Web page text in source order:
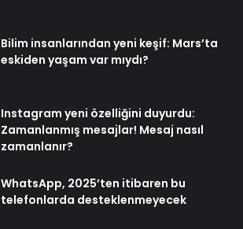
Bilim insanlarından yeni keşif: Mars’ta
eskiden yaşam var mıydı?
Instagram yeni özelliğini duyurdu:
Zamanlanmış mesajlar! Mesaj nasıl
zamanlanır?
WhatsApp, 2025’ten itibaren bu
telefonlarda desteklenmeyecek